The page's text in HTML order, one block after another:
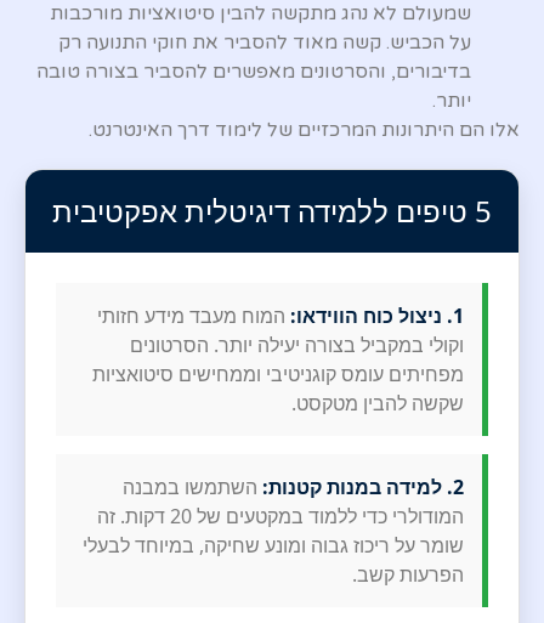
שמעולם לא נהג מתקשה להבין סיטואציות מורכבות
על הכביש. קשה מאוד להסביר את חוקי התנועה רק
בדיבורים, והסרטונים מאפשרים להסביר בצורה טובה
יותר.
אלו הם היתרונות המרכזיים של לימוד דרך האינטרנט.
5 טיפים ללמידה דיגיטלית אפקטיבית
1. ניצול כוח הווידאו:
המוח מעבד מידע חזותי
וקולי במקביל בצורה יעילה יותר. הסרטונים
מפחיתים עומס קוגניטיבי וממחישים סיטואציות
שקשה להבין מטקסט.
2. למידה במנות קטנות:
השתמשו במבנה
המודולרי כדי ללמוד במקטעים של 20 דקות. זה
שומר על ריכוז גבוה ומונע שחיקה, במיוחד לבעלי
הפרעות קשב.